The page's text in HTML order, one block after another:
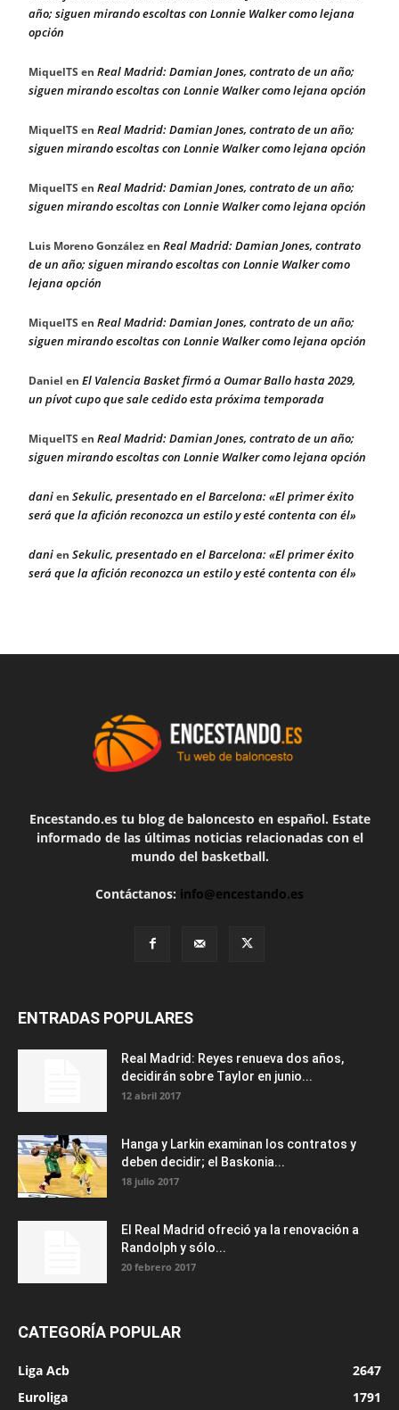
año; siguen mirando escoltas con Lonnie Walker como lejana
opción
MiquelTS en Real Madrid: Damian Jones, contrato de un año;
siguen mirando escoltas con Lonnie Walker como lejana opción
MiquelTS en Real Madrid: Damian Jones, contrato de un año;
siguen mirando escoltas con Lonnie Walker como lejana opción
MiquelTS en Real Madrid: Damian Jones, contrato de un año;
siguen mirando escoltas con Lonnie Walker como lejana opción
Luis Moreno Gonzálezen Real Madrid: Damian Jones, contrato
de un año; siguen mirando escoltas con Lonnie Walker como
lejana opción
MiquelTS en Real Madrid: Damian Jones, contrato de un año;
siguen mirando escoltas con Lonnie Walker como lejana opción
Daniel en El Valencia Basket firmó a Oumar Ballo hasta 2029,
un pívot cupo que sale cedido esta próxima temporada
MiquelTS en Real Madrid: Damian Jones, contrato de un año;
siguen mirando escoltas con Lonnie Walker como lejana opción
danien Sekulic, presentado en el Barcelona: «El primer éxito
será que la afición reconozca un estilo y esté contenta con él»
danien Sekulic, presentado en el Barcelona: «El primer éxito
será que la afición reconozca un estilo y esté contenta con él»
Encestando.es tu blog de baloncesto en español. Estate
informado de las últimas noticias relacionadas con el
mundo del basketball.
Contáctanos: info@encestando.es
ENTRADAS POPULARES
Real Madrid: Reyes renueva dos años,
decidirán sobre Taylor en junio...
12 abril 2017
Hanga y Larkin examinan los contratos y
deben decidir; el Baskonia...
18 julio 2017
El Real Madrid ofreció ya la renovación a
Randolph y sólo...
20 febrero 2017
CATEGORÍA POPULAR
Liga Acb
2647
Euroliga
1791